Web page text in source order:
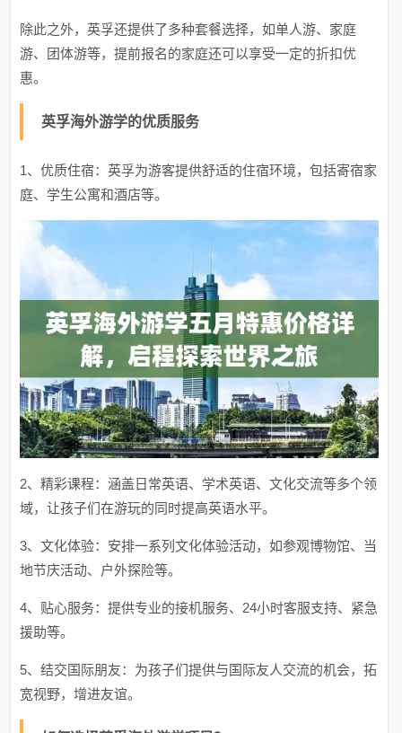
除此之外，英孚还提供了多种套餐选择，如单人游、家庭
游、团体游等，提前报名的家庭还可以享受一定的折扣优
惠。
英孚海外游学的优质服务
1、优质住宿：英孚为游客提供舒适的住宿环境，包括寄宿家
庭、学生公寓和酒店等。
2、精彩课程：涵盖日常英语、学术英语、文化交流等多个领
域，让孩子们在游玩的同时提高英语水平。
3、文化体验：安排一系列文化体验活动，如参观博物馆、当
地节庆活动、户外探险等。
4、贴心服务：提供专业的接机服务、24小时客服支持、紧急
援助等。
5、结交国际朋友：为孩子们提供与国际友人交流的机会，拓
宽视野，增进友谊。